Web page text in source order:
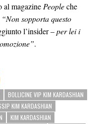
al magazinePeopleche
“Non sopporta questo
l’insider –per lei i
.
BOLLICINE VIP KIM KARDASHIAN
KIM KARDASHIAN
KIM KARDASHIAN